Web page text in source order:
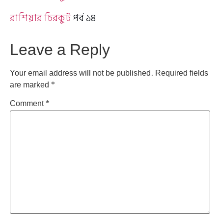
রাশিয়ার চিরকুটপর্ব ১৪
Leave a Reply
Your email address will not be published. Required fields
are marked *
Comment*